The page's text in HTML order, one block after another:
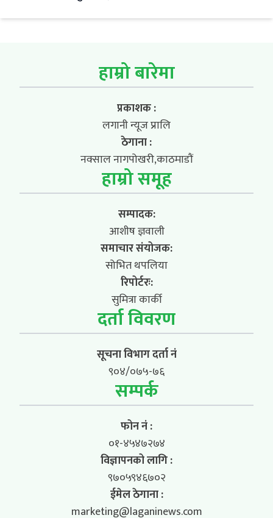
हाम्रो बारेमा
प्रकाशक :
लगानी न्यूज प्रालि
ठेगाना :
नक्साल नागपोखरी,काठमाडौं
हाम्रो समूह
सम्पादक:
आशीष ज्ञवाली
समाचार संयोजक:
सोभित थपलिया
रिपोर्टरः:
सुमित्रा कार्की
दर्ता विवरण
सूचना विभाग दर्ता नं
९०४/०७५-७६
सम्पर्क
फोन नं :
०१-४५४७२७४
विज्ञापनको लागि :
९७०५९४६७०२
ईमेल ठेगाना :
marketing@laganinews.com